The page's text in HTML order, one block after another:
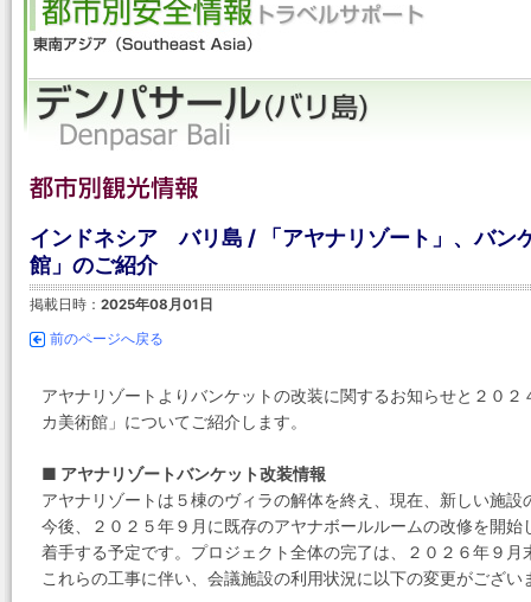
インドネシア バリ島 / 「アヤナリゾート」、バン
館」のご紹介
掲載日時： 2025年08月01日
前のページへ戻る
アヤナリゾートよりバンケットの改装に関するお知らせと２０
カ美術館」についてご紹介します。
■ アヤナリゾートバンケット改装情報
アヤナリゾートは５棟のヴィラの解体を終え、現在、新しい施
今後、２０２５年９月に既存のアヤナボールルームの改修を開
着手する予定です。プロジェクト全体の完了は、２０２６年９月
これらの工事に伴い、会議施設の利用状況に以下の変更がござ